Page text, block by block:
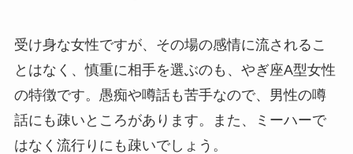
受け身な女性ですが、その場の感情に流されるこ
とはなく、慎重に相手を選ぶのも、やぎ座A型女性
の特徴です。愚痴や噂話も苦手なので、男性の噂
話にも疎いところがあります。また、ミーハーで
はなく流行りにも疎いでしょう。